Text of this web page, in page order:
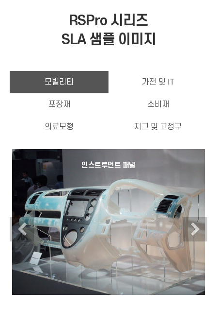
RSPro 시리즈
SLA 샘플 이미지
모빌리티 가전 및 IT
포장재 소비재
의료모형 지그 및 고정구
인스트루먼트 패널
Previous